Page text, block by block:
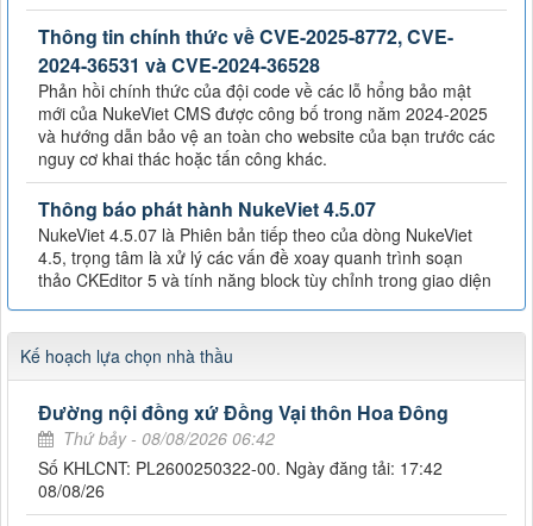
Thông tin chính thức về CVE-2025-8772, CVE-
2024-36531 và CVE-2024-36528
Phản hồi chính thức của đội code về các lỗ hổng bảo mật
mới của NukeViet CMS được công bố trong năm 2024-2025
và hướng dẫn bảo vệ an toàn cho website của bạn trước các
nguy cơ khai thác hoặc tấn công khác.
Thông báo phát hành NukeViet 4.5.07
NukeViet 4.5.07 là Phiên bản tiếp theo của dòng NukeViet
4.5, trọng tâm là xử lý các vấn đề xoay quanh trình soạn
thảo CKEditor 5 và tính năng block tùy chỉnh trong giao diện
Kế hoạch lựa chọn nhà thầu
Đường nội đồng xứ Đồng Vại thôn Hoa Đông
Thứ bảy - 08/08/2026 06:42
Số KHLCNT: PL2600250322-00. Ngày đăng tải: 17:42
08/08/26